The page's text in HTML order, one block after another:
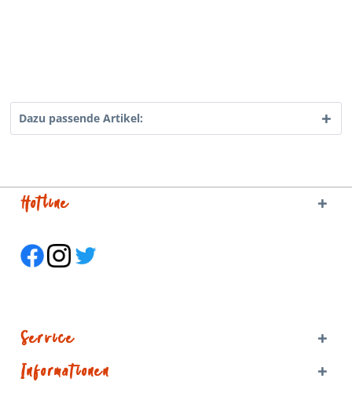
Dazu passende Artikel:
Hotline
Service
Informationen